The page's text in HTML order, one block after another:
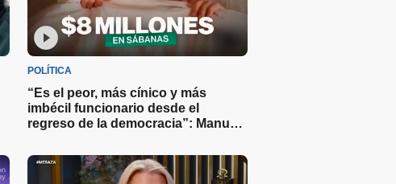
POLÍTICA
“Es el peor, más cínico y más
imbécil funcionario desde el
regreso de la democracia”: Manu
millones en sábanas